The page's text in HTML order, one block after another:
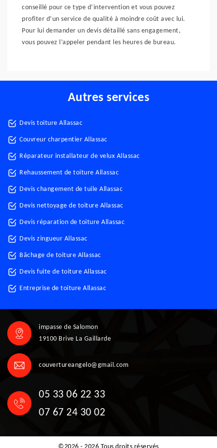
conseillé pour ce type d’intervention et vous pouvez
profiter d’un service de qualité à moindre coût avec lui.
Pour lui demander un devis détaillé sans engagement,
vous pouvez l’appeler pendant les heures de bureau.
Autres services
Devis toiture Allassac
Couvreur charpentier Allassac
Réparateur installateur de velux Allassac
Rehaussement de toiture Allassac
Devis changement de tuile Allassac
Devis nettoyage de toiture Allassac
Devis réparation de toiture Allassac
Devis zingueur Allassac
Bâchage de toiture Allassac
Devis fuite de toiture Allassac
Entreprise de toiture Allassac
impasse de Salomon
19100 Brive La Gaillarde
couvertureangelo@gmail.com
05 33 06 22 33
07 67 24 30 02